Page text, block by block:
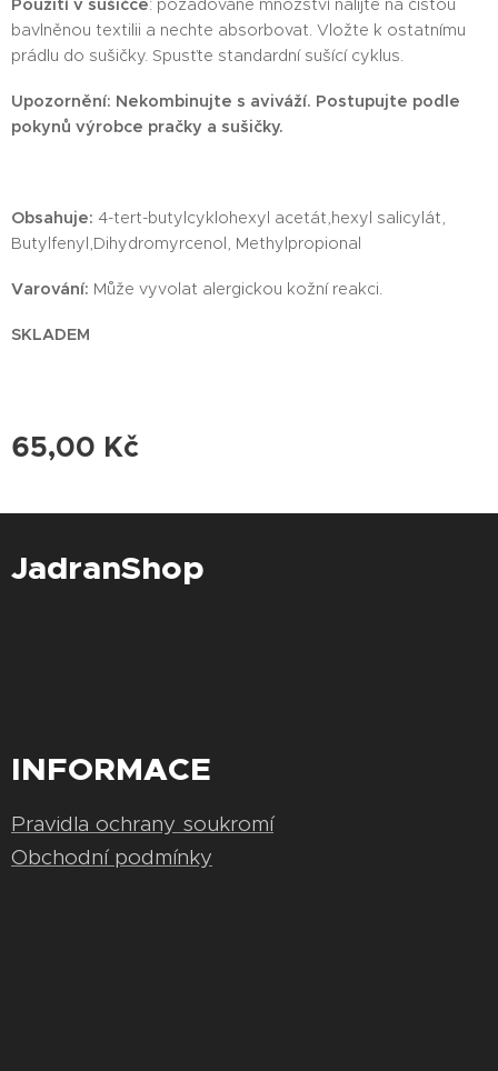
Použití v sušičce: požadované množství nalijte na čistou
bavlněnou textilii a nechte absorbovat. Vložte k ostatnímu
prádlu do sušičky. Spusťte standardní sušící cyklus.
Upozornění: Nekombinujte s aviváží. Postupujte podle
pokynů výrobce pračky a sušičky.
Obsahuje: 4-tert-butylcyklohexyl acetát,hexyl salicylát,
Butylfenyl,Dihydromyrcenol, Methylpropional
Varování: Může vyvolat alergickou kožní reakci.
SKLADEM
65,00 Kč
JadranShop
INFORMACE
Pravidla ochrany soukromí
Obchodní podmínky